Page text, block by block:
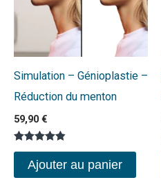
Simulation – Génioplastie –
Réduction du menton
59,90 €
Note
4.80
sur 5
Ajouter au panier